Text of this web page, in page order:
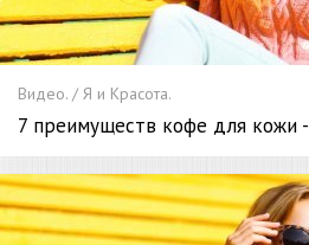
Видео. / Я и Красота.
7 преимуществ кофе для кожи